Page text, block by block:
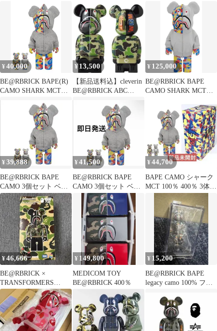
ィギュアのみ
ブリック
ブリック
¥40,000
BE@RBRICK BAPE(R)
CAMO SHARK MCT
30th ANNIV. 100％ &
400％ 3 PCS SET
¥ 13,500
【新品送料込】cleverin
BE@RBRICK ABC
CAMO SHARK
¥ 125,000
BE@RBRICK BAPE
CAMO SHARK MCT
¥ 39,888
BE@RBRICK BAPE
CAMO 3個セット ベア
ブリック
¥ 41,500
BE@RBRICK BAPE
CAMO 3個セット ベア
ブリック
¥ 44,700
BAPE CAMO シャーク
MCT 100％ 400％ 3体
ベアブリック
¥46,666
BE@RBRICK ×
TRANSFORMERS
OPTIMUS 400％
¥ 149,800
MEDICOM TOY
BE@RBRICK 400％
¥ 15,200
BE@RBRICK BAPE
legacy camo 100% フィ